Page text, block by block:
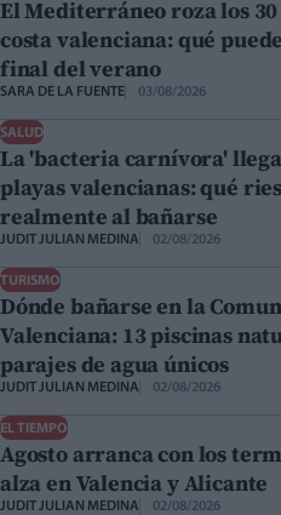
El Mediterráneo roza los
costa valenciana: qué
final del verano
SARA DE LA FUENTE 03/08/2026
SALUD
La 'bacteria carnívora'
playas valencianas: qué
realmente al bañarse
JUDIT JULIAN MEDINA 02/08/2026
TURISMO
Dónde bañarse en la
Valenciana: 13 piscinas
parajes de agua únicos
JUDIT JULIAN MEDINA 02/08/2026
EL TIEMPO
Agosto arranca con los
alza en Valencia y Alicante
JUDIT JULIAN MEDINA 02/08/2026